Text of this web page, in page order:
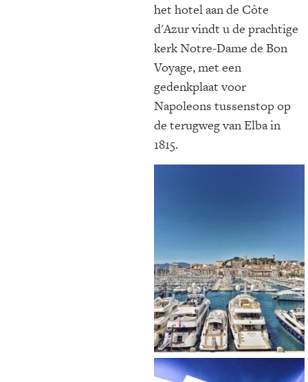
het hotel aan de Côte
d'Azur vindt u de prachtige
kerk Notre-Dame de Bon
Voyage, met een
gedenkplaat voor
Napoleons tussenstop op
de terugweg van Elba in
1815.